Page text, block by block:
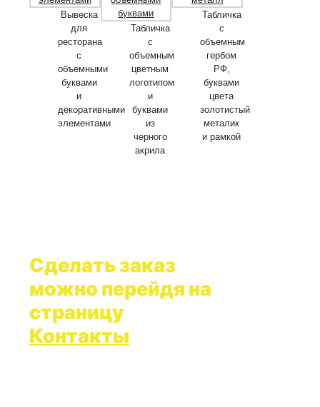
Вывеска
для
ресторана
с
объемными
буквами
и
декоративными
элементами
Табличка
с
объемным
цветным
логотипом
и
буквами
из
черного
акрила
Табличка
с
объемным
гербом
РФ,
буквами
цвета
золотистый
металик
и рамкой
Сделать заказ
можно перейдя на
страницу
Контакты